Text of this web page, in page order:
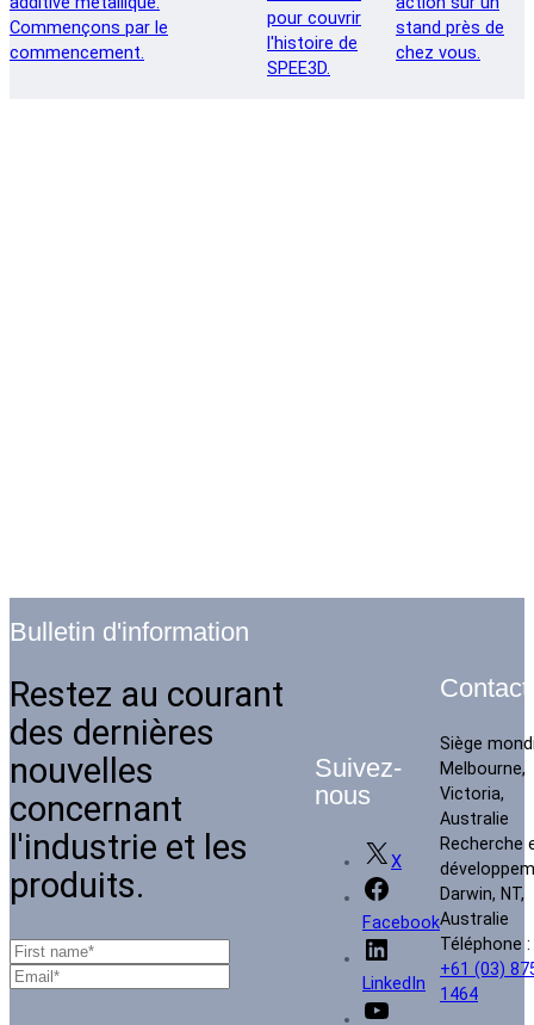
Commençons par le
commencement.
pour couvrir
l'histoire de
SPEE3D.
stand près de
chez vous.
Bulletin d'information
Restez au courant
des dernières
nouvelles
concernant
l'industrie et les
produits.
Suivez-
nous
X
Facebook
LinkedIn
Siège
Melbourne,
Victoria,
Australie
Recherche
Darwin, NT,
Australie
Téléphone :
+61 (03)
1464